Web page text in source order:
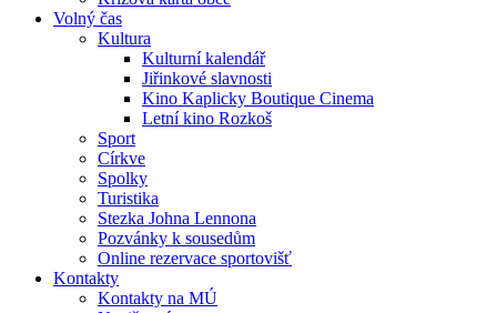
Volný čas
Kultura
Kulturní kalendář
Jiřinkové slavnosti
Kino Kaplicky Boutique Cinema
Letní kino Rozkoš
Sport
Církve
Spolky
Turistika
Stezka Johna Lennona
Pozvánky k sousedům
Online rezervace sportovišť
Kontakty
Kontakty na MÚ